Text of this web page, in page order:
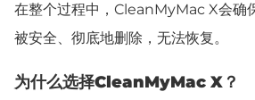
在整个过程中，CleanMyMac X会确
被安全、彻底地删除，无法恢复。
为什么选择CleanMyMac X？